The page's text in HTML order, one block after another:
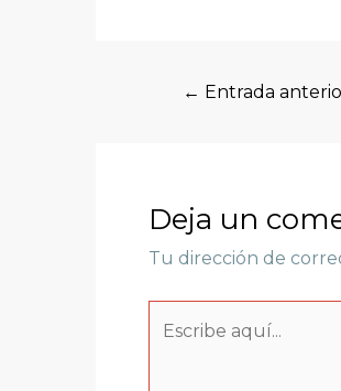
← Entrada
Deja un
Tu dirección de